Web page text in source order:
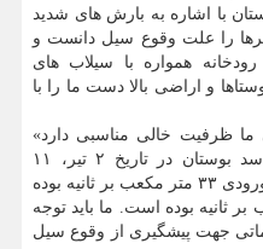
با اشاره به بارش های شدید
را علت وقوع سیل دانست و
همواره با سیلاب های
و اراضی بالا دست ما را با
ما ظرفیت خالی مناسبی دارد»
اظهار داشت: مثلا ظرفیت خالی سد بوستان در تاریخ ۲ تیر، ۱۱
میلیون متر مکعب بوده است. دبی ورودی ۳۳ متر مکعب بر ثانیه بوده
۵.۲ متر مکعب بر ثانیه بوده است. ما باید توجه
جهت پیشگیری از وقوع سیل